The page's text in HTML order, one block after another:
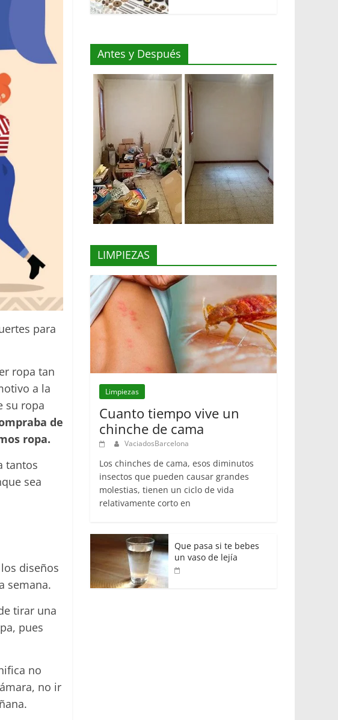
para
ropa tan
a la
su ropa
de
ropa.
tantos
sea
diseños
semana.
tirar una
pues
no
no ir
Antes y Después
LIMPIEZAS
Limpiezas
Cuanto tiempo vive un
chinche de cama
VaciadosBarcelona
Los chinches de cama, esos diminutos
insectos que pueden causar grandes
molestias, tienen un ciclo de vida
relativamente corto en
Que pasa si te bebes
un vaso de lejía